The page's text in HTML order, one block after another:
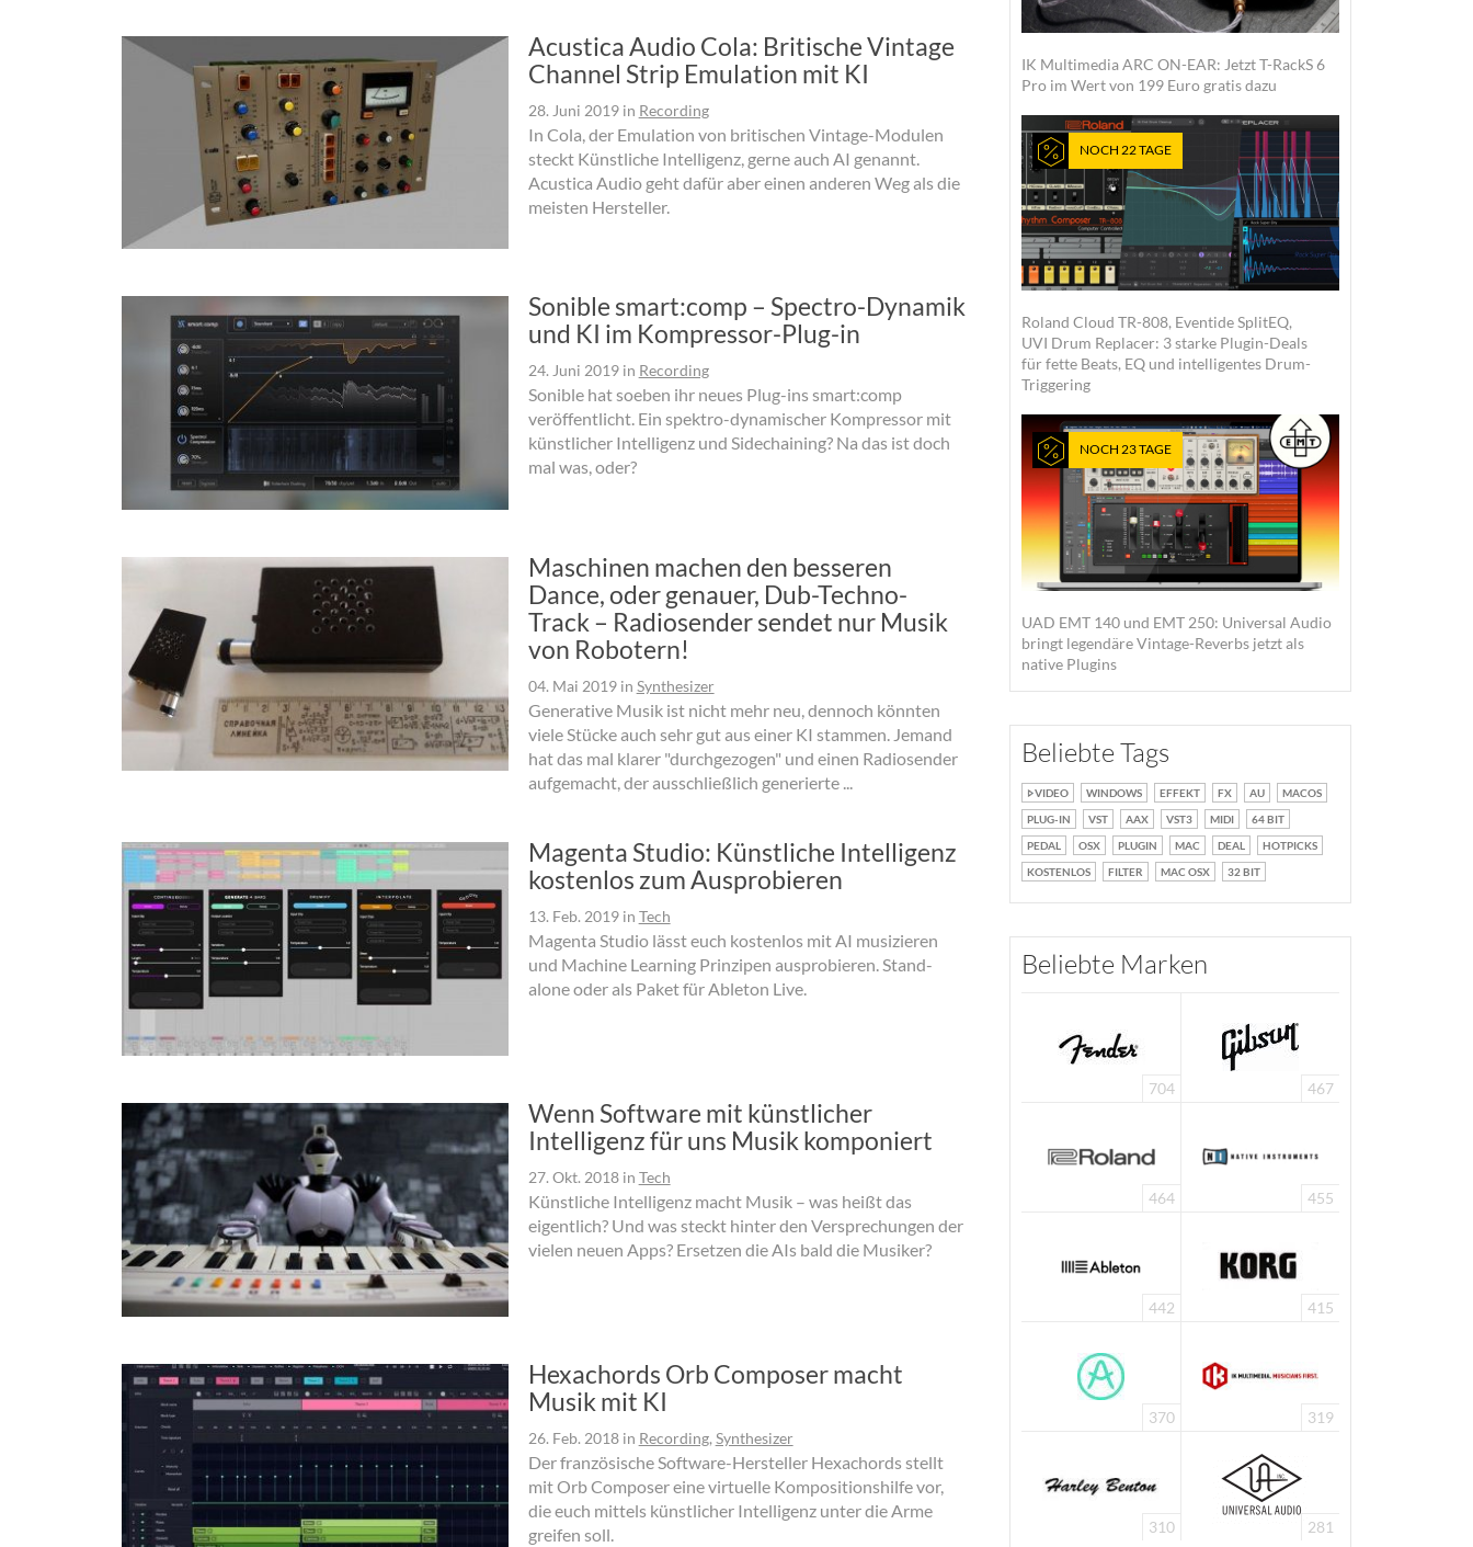
Acustica Audio Cola: Britische Vintage
Channel Strip Emulation mit KI
28. Juni 2019in Recording
In Cola, der Emulation von britischen Vintage-Modulen
steckt Künstliche Intelligenz, gerne auch AI genannt.
Acustica Audio geht dafür aber einen anderen Weg als die
meisten Hersteller.
Sonible smart:comp – Spectro-Dynamik
und KI im Kompressor-Plug-in
24. Juni 2019in Recording
Sonible hat soeben ihr neues Plug-ins smart:comp
veröffentlicht. Ein spektro-dynamischer Kompressor mit
künstlicher Intelligenz und Sidechaining? Na das ist doch
mal was, oder?
Maschinen machen den besseren
Dance, oder genauer, Dub-Techno-
Track – Radiosender sendet nur Musik
von Robotern!
04. Mai 2019in Synthesizer
Generative Musik ist nicht mehr neu, dennoch könnten
viele Stücke auch sehr gut aus einer KI stammen. Jemand
hat das mal klarer "durchgezogen" und einen Radiosender
aufgemacht, der ausschließlich generierte ...
Magenta Studio: Künstliche Intelligenz
kostenlos zum Ausprobieren
13. Feb. 2019in Tech
Magenta Studio lässt euch kostenlos mit AI musizieren
und Machine Learning Prinzipen ausprobieren. Stand-
alone oder als Paket für Ableton Live.
Wenn Software mit künstlicher
Intelligenz für uns Musik komponiert
27. Okt. 2018in Tech
Künstliche Intelligenz macht Musik – was heißt das
eigentlich? Und was steckt hinter den Versprechungen der
vielen neuen Apps? Ersetzen die AIs bald die Musiker?
Hexachords Orb Composer macht
Musik mit KI
26. Feb. 2018in Recording, Synthesizer
Der französische Software-Hersteller Hexachords stellt
mit Orb Composer eine virtuelle Kompositionshilfe vor,
die euch mittels künstlicher Intelligenz unter die Arme
greifen soll.
IK Multimedia ARC ON-EAR: Jetzt T-RackS 6
Pro im Wert von 199 Euro gratis dazu
NOCH 22 TAGE
Roland Cloud TR-808, Eventide SplitEQ,
UVI Drum Replacer: 3 starke Plugin-Deals
für fette Beats, EQ und intelligentes Drum-
Triggering
NOCH 23 TAGE
UAD EMT 140 und EMT 250: Universal Audio
bringt legendäre Vintage-Reverbs jetzt als
native Plugins
Beliebte Tags
VIDEO WINDOWS EFFEKT FX AU
MACOS
PLUG-IN
VST AAX VST3 MIDI
64 BIT
PEDAL
OSX PLUGIN MAC DEAL
HOTPICKS
KOSTENLOS
FILTER MAC OSX 32 BIT
Beliebte Marken
704 467
464 455
442 415
370 319
310 281